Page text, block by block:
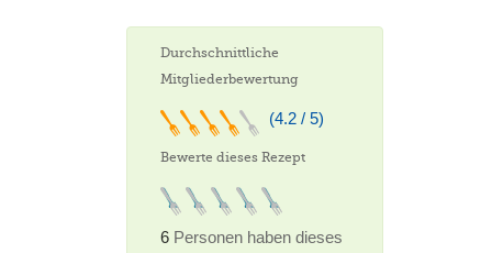
Durchschnittliche
Mitgliederbewertung
(4.2 / 5)
Bewerte dieses Rezept
6 Personen haben dieses